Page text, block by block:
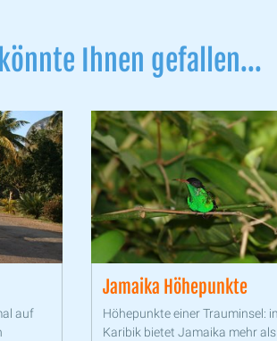
Ihnen gefallen...
auf
Jamaika Höhepunkte
Höhepunkte einer Trauminsel:
Karibik bietet Jamaika mehr